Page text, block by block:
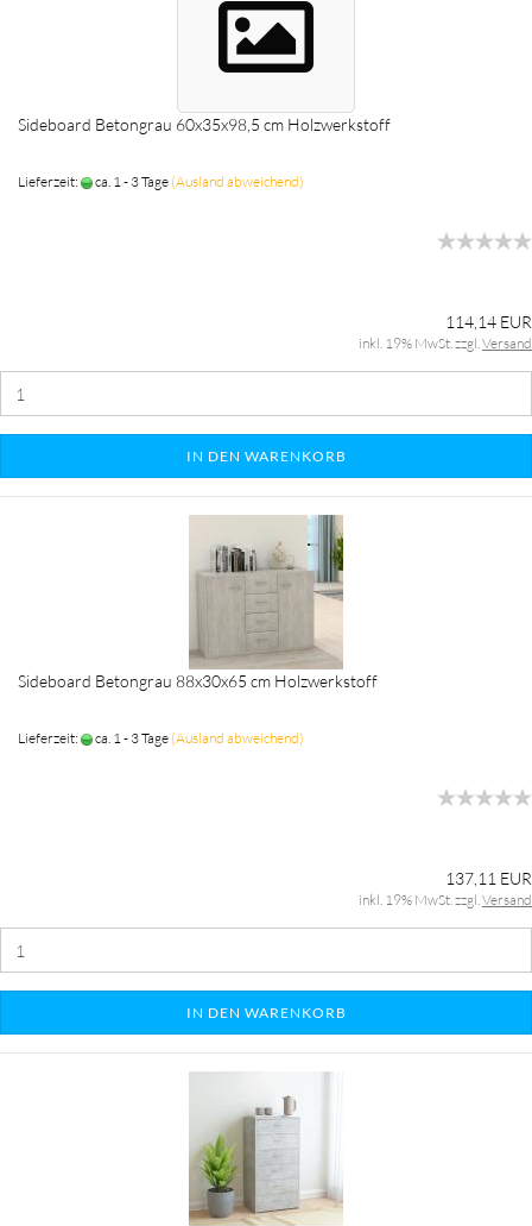
Sideboard Betongrau 60x35x98,5 cm Holzwerkstoff
Lieferzeit: ca. 1 - 3 Tage (Ausland abweichend)
114,14 EUR
inkl. 19% MwSt. zzgl.Versand
IN DEN WARENKORB
Sideboard Betongrau 88x30x65 cm Holzwerkstoff
Lieferzeit: ca. 1 - 3 Tage (Ausland abweichend)
137,11 EUR
inkl. 19% MwSt. zzgl.Versand
IN DEN WARENKORB